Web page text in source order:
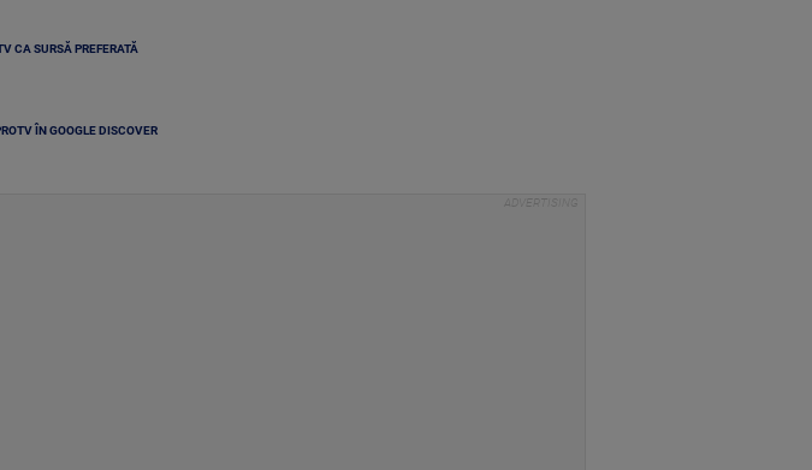
CA SURSĂ PREFERATĂ
ÎN GOOGLE DISCOVER